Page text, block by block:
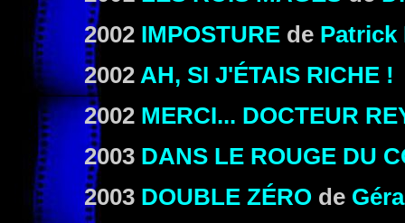
2002 IMPOSTURE de Patrick
2002 AH, SI J'ÉTAIS RICHE !
2002 MERCI... DOCTEUR
2003 DANS LE ROUGE DU
2003 DOUBLE ZÉRO de